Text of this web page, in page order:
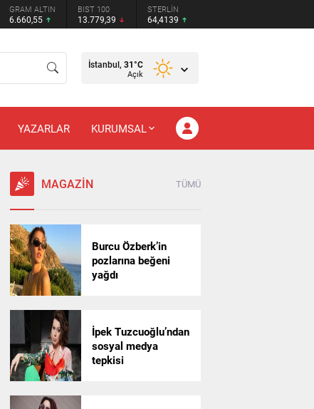
GRAM ALTIN
6.660,55
BIST 100
13.779,39
STERLİN
64,4139
İstanbul, 31°C
Açık
YAZARLAR KURUMSAL
MAGAZİN TÜMÜ
Burcu Özberk’in
pozlarına beğeni
yağdı
İpek Tuzcuoğlu’ndan
sosyal medya
tepkisi